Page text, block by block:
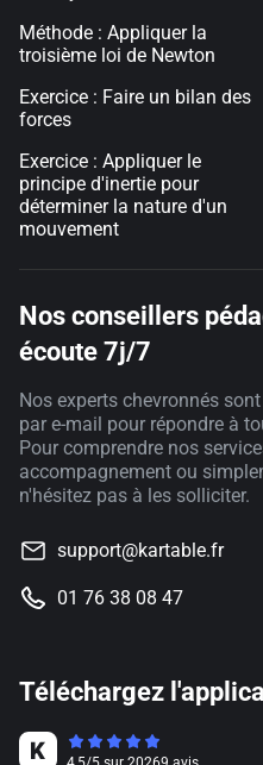
Méthode : Appliquer la
troisième loi de Newton
Exercice : Faire un bilan des
forces
Exercice : Appliquer le
principe d'inertie pour
déterminer la nature d'un
mouvement
Nos conseillers
écoute 7j/7
Nos experts chevronnés
par e-mail pour répondre à
Pour comprendre nos
accompagnement ou
n'hésitez pas à les solliciter.
support@kartable.fr
01 76 38 08 47
Téléchargez